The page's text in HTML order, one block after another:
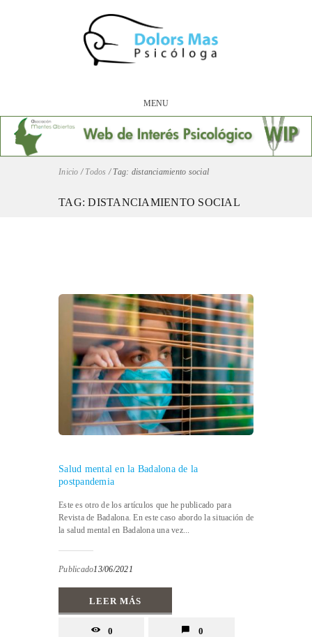
MENU
Inicio / Todos / Tag: distanciamiento social
TAG: DISTANCIAMIENTO SOCIAL
Salud mental en la Badalona de la
postpandemia
Este es otro de los artículos que he publicado para
Revista de Badalona. En este caso abordo la situación de
la salud mental en Badalona una vez...
Publicado13/06/2021
LEER MÁS
0 0